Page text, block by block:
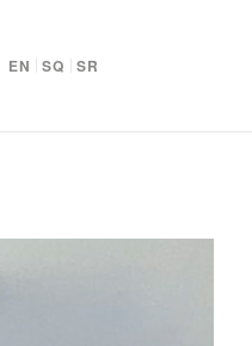
EN SQ SR